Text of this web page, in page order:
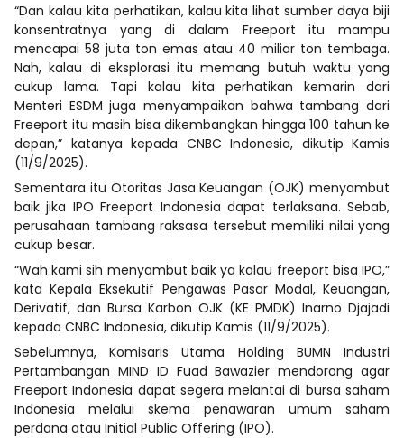
“Dan kalau kita perhatikan, kalau kita lihat sumber daya biji
konsentratnya yang di dalam Freeport itu mampu
mencapai 58 juta ton emas atau 40 miliar ton tembaga.
Nah, kalau di eksplorasi itu memang butuh waktu yang
cukup lama. Tapi kalau kita perhatikan kemarin dari
Menteri ESDM juga menyampaikan bahwa tambang dari
Freeport itu masih bisa dikembangkan hingga 100 tahun ke
depan,” katanya kepada CNBC Indonesia, dikutip Kamis
(11/9/2025).
Sementara itu Otoritas Jasa Keuangan (OJK) menyambut
baik jika IPO Freeport Indonesia dapat terlaksana. Sebab,
perusahaan tambang raksasa tersebut memiliki nilai yang
cukup besar.
“Wah kami sih menyambut baik ya kalau freeport bisa IPO,”
kata Kepala Eksekutif Pengawas Pasar Modal, Keuangan,
Derivatif, dan Bursa Karbon OJK (KE PMDK) Inarno Djajadi
kepada CNBC Indonesia, dikutip Kamis (11/9/2025).
Sebelumnya, Komisaris Utama Holding BUMN Industri
Pertambangan MIND ID Fuad Bawazier mendorong agar
Freeport Indonesia dapat segera melantai di bursa saham
Indonesia melalui skema penawaran umum saham
perdana atau Initial Public Offering (IPO).